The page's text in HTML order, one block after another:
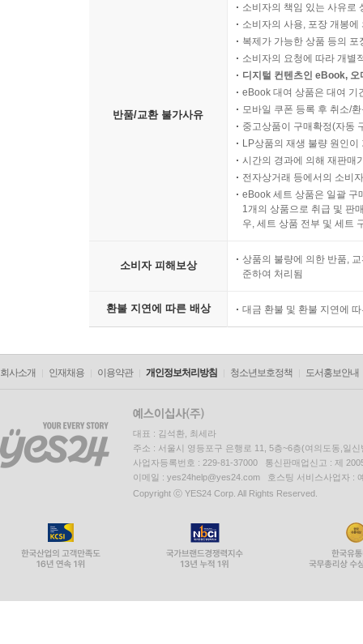
반품/교환 불가사유
소비자의 책임 있는 사유로
소비자의 사용, 포장 개봉
복제가 가능한 상품 등의
소비자의 요청에 따라 개별
디지털 컨텐츠인 eBook,
eBook 대여 상품은 대여 기
모바일 쿠폰 등록 후 취소/
중고상품이 구매확정(자동
LP상품의 재생 불량 원인
시간의 경과에 의해 재판매
전자상거래 등에서의 소비
eBook 세트 상품은 일괄 구
1개의 상품으로 취급 및 판
우, 세트 상품 전부 및 세트
소비자 피해보상
상품의 불량에 의한 반품,
준하여 처리됨
환불 지연에 따른 배상 대금 환불 및 환불 지연에
회사소개 인재채용 이용약관 개인정보처리방침 청소년보호정책 도서홍보안내
대표 : 김석환, 최세라
주소 : 서울시 영등포구 은행로 11, 5층~6층(여의도동,일신
사업자등록번호 : 229-81-37000 통신판매업신고 : 제
이메일 : yes24help@yes24.com 호스팅 서비스사업자 :
Copyright ⓒ YES24 Corp. All Rights Reserved.